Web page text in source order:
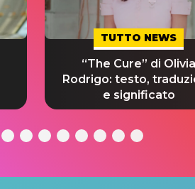
TUTTO NEWS
“The Cure” di Olivia
Rodrigo: testo,
e significato